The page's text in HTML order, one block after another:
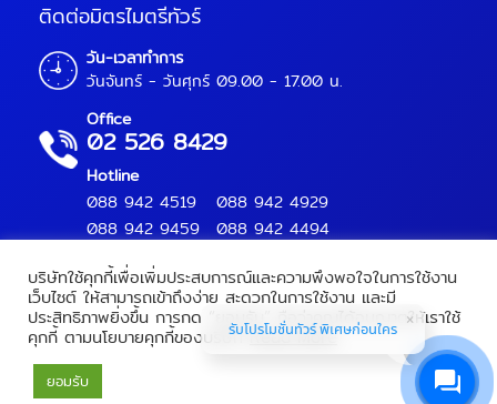
บริษัทใช้คุกกี้เพื่อเพิ่มประสบการณ์และความพึงพอใจในการใช้งาน
เว็บไซต์ ให้สามารถเข้าถึงง่าย สะดวกในการใช้งาน และมี
ประสิทธิภาพยิ่งขึ้น การกด “ยอมรับ” ถือว่าคุณได้อนุญาตให้เราใช้
คุกกี้ ตามนโยบายคุกกี้ของบริษัทRead More
ยอมรับ
ติดต่อมิตรไมตรีทัวร์
วัน-เวลาทำการ
วันจันทร์ - วันศุกร์ 09.00 - 17.00 น.
Office
02 526 8429
Hotline
088 942 4519
088 942 9459
088 942 4929
088 942 4494
Mitmaitee Tour Copyright 2018.All Rights Reserved.
11/09566
รับโปรโมชั่นทัวร์ พิเศษก่อนใคร